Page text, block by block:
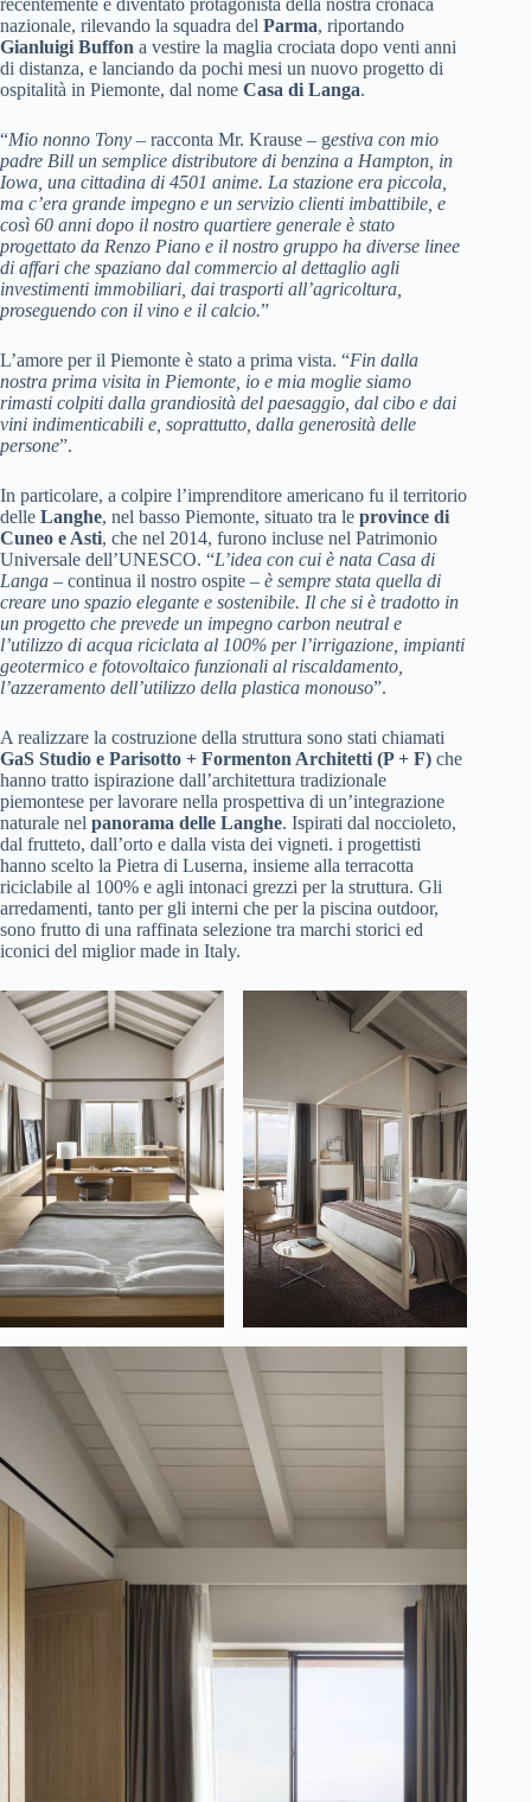
recentemente è diventato protagonista della nostra cronaca
nazionale, rilevando la squadra del Parma, riportando
Gianluigi Buffon a vestire la maglia crociata dopo venti anni
di distanza, e lanciando da pochi mesi un nuovo progetto di
ospitalità in Piemonte, dal nome Casa di Langa.
“Mio nonno Tony – racconta Mr. Krause – gestiva con mio
padre Bill un semplice distributore di benzina a Hampton, in
Iowa, una cittadina di 4501 anime. La stazione era piccola,
ma c’era grande impegno e un servizio clienti imbattibile, e
così 60 anni dopo il nostro quartiere generale è stato
progettato da Renzo Piano e il nostro gruppo ha diverse linee
di affari che spaziano dal commercio al dettaglio agli
investimenti immobiliari, dai trasporti all’agricoltura,
proseguendo con il vino e il calcio.”
L’amore per il Piemonte è stato a prima vista. “Fin dalla
nostra prima visita in Piemonte, io e mia moglie siamo
rimasti colpiti dalla grandiosità del paesaggio, dal cibo e dai
vini indimenticabili e, soprattutto, dalla generosità delle
persone”.
In particolare, a colpire l’imprenditore americano fu il territorio
delle Langhe, nel basso Piemonte, situato tra le province di
Cuneo e Asti, che nel 2014, furono incluse nel Patrimonio
Universale dell’UNESCO. “L’idea con cui è nata Casa di
Langa – continua il nostro ospite – è sempre stata quella di
creare uno spazio elegante e sostenibile. Il che si è tradotto in
un progetto che prevede un impegno carbon neutral e
l’utilizzo di acqua riciclata al 100% per l’irrigazione, impianti
geotermico e fotovoltaico funzionali al riscaldamento,
l’azzeramento dell’utilizzo della plastica monouso”.
A realizzare la costruzione della struttura sono stati chiamati
GaS Studio e Parisotto + Formenton Architetti (P + F) che
hanno tratto ispirazione dall’architettura tradizionale
piemontese per lavorare nella prospettiva di un’integrazione
naturale nel panorama delle Langhe. Ispirati dal noccioleto,
dal frutteto, dall’orto e dalla vista dei vigneti. i progettisti
hanno scelto la Pietra di Luserna, insieme alla terracotta
riciclabile al 100% e agli intonaci grezzi per la struttura. Gli
arredamenti, tanto per gli interni che per la piscina outdoor,
sono frutto di una raffinata selezione tra marchi storici ed
iconici del miglior made in Italy.